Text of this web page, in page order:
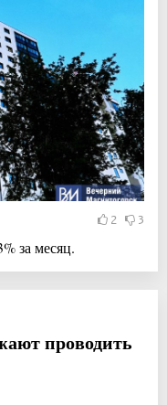
2 3
за месяц.
проводить